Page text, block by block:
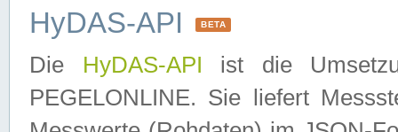
HyDAS-API BETA
Die HyDAS-API ist die
PEGELONLINE. Sie liefert